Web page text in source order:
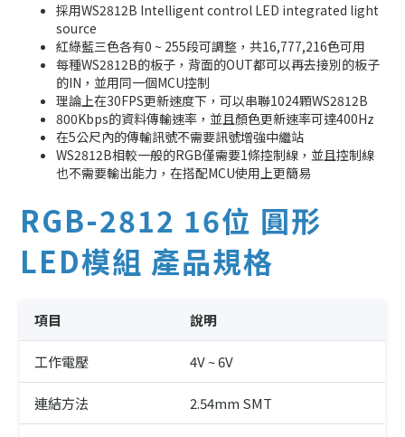
採用WS2812B Intelligent control LED integrated light
source
紅綠藍三色各有0 ~ 255段可調整，共16,777,216色可用
每種WS2812B的板子，背面的OUT都可以再去接別的板子
的IN，並用同一個MCU控制
理論上在30FPS更新速度下，可以串聯1024顆WS2812B
800Kbps的資料傳輸速率，並且顏色更新速率可達400Hz
在5公尺內的傳輸訊號不需要訊號增強中繼站
WS2812B相較一般的RGB僅需要1條控制線，並且控制線
也不需要輸出能力，在搭配MCU使用上更簡易
RGB-2812 16位 圓形
LED模組 產品規格
項目 說明
工作電壓 4V ~ 6V
連結方法 2.54mm SMT